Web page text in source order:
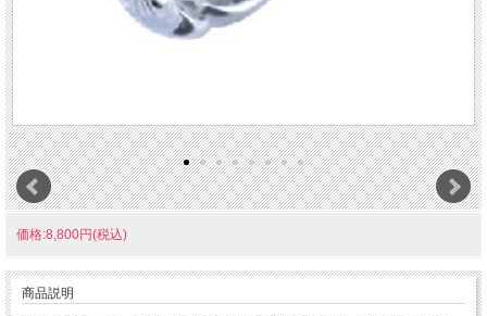
価格:8,800円(税込)
商品説明